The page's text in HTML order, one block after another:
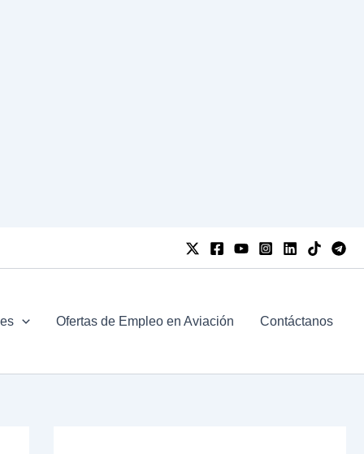
Ofertas de Empleo en Aviación Contáctanos